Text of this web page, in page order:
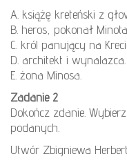
A. książę kreteński z
B. heros, pokonał
C. król panujący na
D. architekt i wynalazca.
E. żona Minosa.
Zadanie 2
Dokończ zdanie.
podanych.
Utwór Zbigniewa